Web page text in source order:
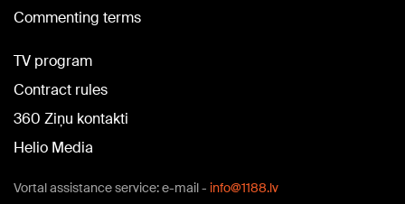
Commenting terms
TV program
Contract rules
360 Ziņu kontakti
Helio Media
Vortal assistance service: e-mail - info@1188.lv